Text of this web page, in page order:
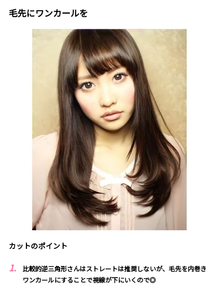
毛先にワンカールを
カットのポイント
比較的逆三角形さんはストレートは推奨しないが、毛先を内巻き
ワンカールにすることで視線が下にいくので◎